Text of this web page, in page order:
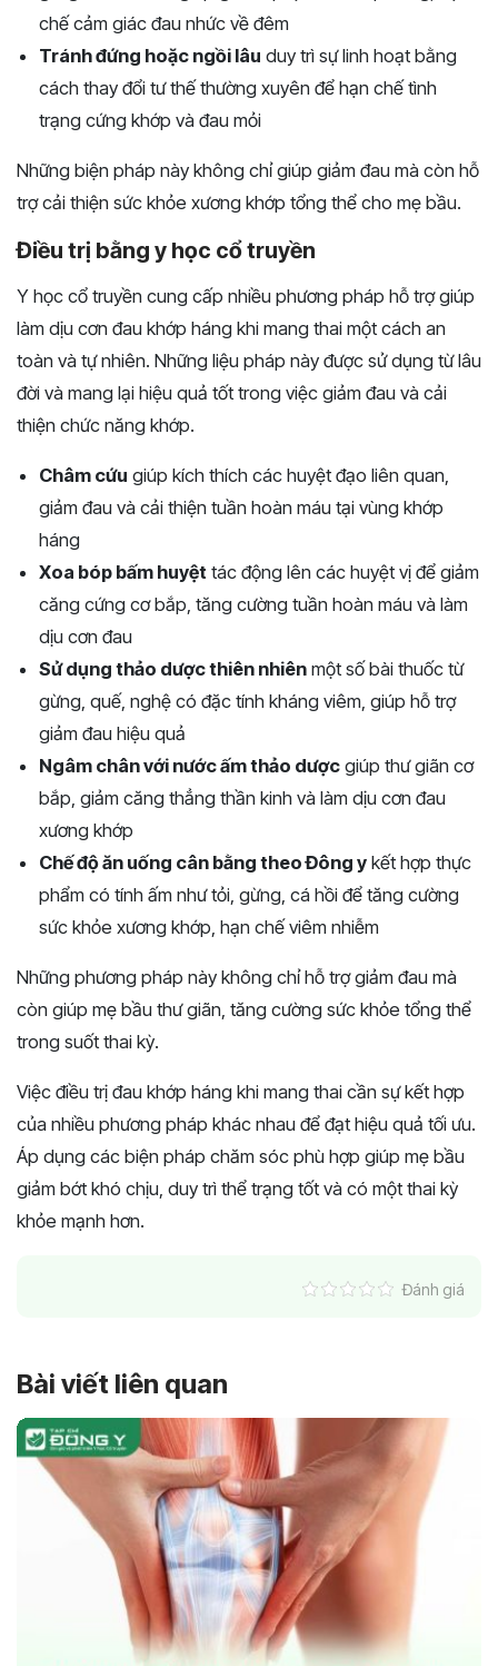
chế cảm giác đau nhức về đêm
Tránh đứng hoặc ngồi lâu duy trì sự linh hoạt bằng
cách thay đổi tư thế thường xuyên để hạn chế tình
trạng cứng khớp và đau mỏi
Những biện pháp này không chỉ giúp giảm đau mà còn hỗ
trợ cải thiện sức khỏe xương khớp tổng thể cho mẹ bầu.
Điều trị bằng y học cổ truyền
Y học cổ truyền cung cấp nhiều phương pháp hỗ trợ giúp
làm dịu cơn đau khớp háng khi mang thai một cách an
toàn và tự nhiên. Những liệu pháp này được sử dụng từ lâu
đời và mang lại hiệu quả tốt trong việc giảm đau và cải
thiện chức năng khớp.
Châm cứu giúp kích thích các huyệt đạo liên quan,
giảm đau và cải thiện tuần hoàn máu tại vùng khớp
háng
Xoa bóp bấm huyệt tác động lên các huyệt vị để giảm
căng cứng cơ bắp, tăng cường tuần hoàn máu và làm
dịu cơn đau
Sử dụng thảo dược thiên nhiên một số bài thuốc từ
gừng, quế, nghệ có đặc tính kháng viêm, giúp hỗ trợ
giảm đau hiệu quả
Ngâm chân với nước ấm thảo dược giúp thư giãn cơ
bắp, giảm căng thẳng thần kinh và làm dịu cơn đau
xương khớp
Chế độ ăn uống cân bằng theo Đông y kết hợp thực
phẩm có tính ấm như tỏi, gừng, cá hồi để tăng cường
sức khỏe xương khớp, hạn chế viêm nhiễm
Những phương pháp này không chỉ hỗ trợ giảm đau mà
còn giúp mẹ bầu thư giãn, tăng cường sức khỏe tổng thể
trong suốt thai kỳ.
Việc điều trị đau khớp háng khi mang thai cần sự kết hợp
của nhiều phương pháp khác nhau để đạt hiệu quả tối ưu.
Áp dụng các biện pháp chăm sóc phù hợp giúp mẹ bầu
giảm bớt khó chịu, duy trì thể trạng tốt và có một thai kỳ
khỏe mạnh hơn.
Đánh giá
Bài viết liên quan